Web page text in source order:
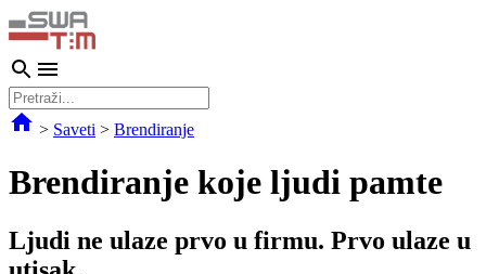
> Saveti > Brendiranje
Brendiranje koje ljudi pamte
Ljudi ne ulaze prvo u firmu. Prvo ulaze u